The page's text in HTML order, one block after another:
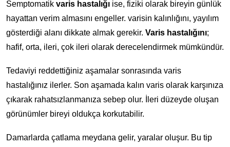
Semptomatik varis hastalığı ise, fiziki olarak bireyin günlük
hayattan verim almasını engeller. varisin kalınlığını, yayılım
gösterdiği alanı dikkate almak gerekir. Varis hastalığını;
hafif, orta, ileri, çok ileri olarak derecelendirmek mümkündür.
Tedaviyi reddettiğiniz aşamalar sonrasında varis
hastalığınız ilerler. Son aşamada kalın varis olarak karşınıza
çıkarak rahatsızlanmanıza sebep olur. İleri düzeyde oluşan
görünümler bireyi oldukça korkutabilir.
Damarlarda çatlama meydana gelir, yaralar oluşur. Bu tip